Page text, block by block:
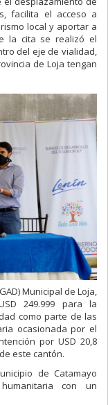
facilita el acceso a
local y aportar a
la cita se realizó el
del eje de vialidad,
de Loja tengan
Municipal de Loja,
249.999 para la
como parte de las
ocasionada por el
por USD 20,8
este cantón.
de Catamayo
con un